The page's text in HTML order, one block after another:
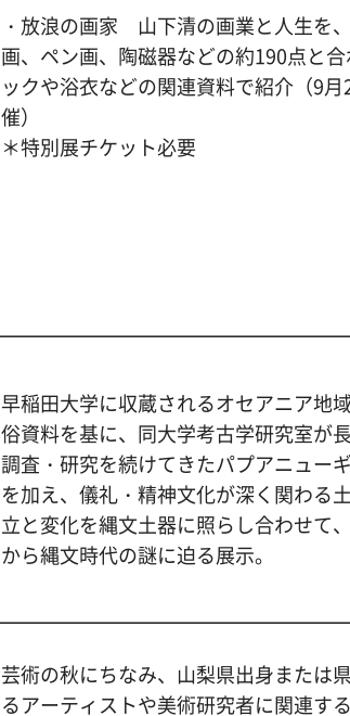
・放浪の画家 山下清の画業と人生を
画、ペン画、陶磁器などの約190点と
ックや浴衣などの関連資料で紹介（9
催）
＊特別展チケット必要
早稲田大学に収蔵されるオセアニア地
俗資料を基に、同大学考古学研究室が
調査・研究を続けてきたパプアニュー
を加え、儀礼・精神文化が深く関わる
立と変化を縄文土器に照らし合わせて
から縄文時代の謎に迫る展示。
芸術の秋にちなみ、山梨県出身または
るアーティストや美術研究者に関連す